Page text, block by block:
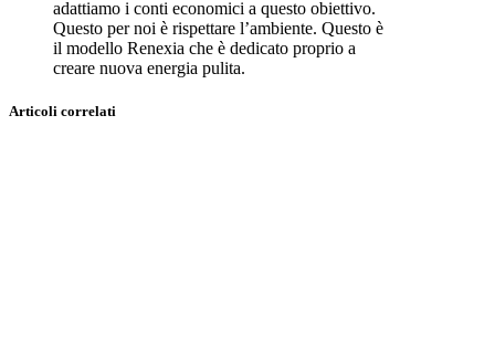
adattiamo i conti economici a questo obiettivo.
Questo per noi è rispettare l’ambiente. Questo è
il modello Renexia che è dedicato proprio a
creare nuova energia pulita.
Articoli correlati